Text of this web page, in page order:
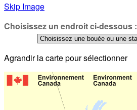
Skip Image
Choisissez un endroit ci-dessous :
Agrandir la carte pour sélectionner